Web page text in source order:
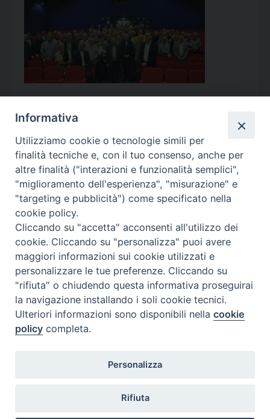
Calendario Appuntamenti
<< Ago 2026 >>
l m m g v s
d
27
28
3
4 5 6 7 8
9
10
11 12 13 14 15
17
18 19 21
24 25 26 27 28 29 30
31 1
Informativa
Utilizziamo cookie o tecnologie simili per
finalità tecniche e, con il tuo consenso, anche per
altre finalità ("interazioni e funzionalità semplici",
"miglioramento dell'esperienza", "misurazione" e
"targeting e pubblicità") come specificato nella
cookie policy.
Cliccando su "accetta" acconsenti all'utilizzo dei
cookie. Cliccando su "personalizza" puoi avere
maggiori informazioni sui cookie utilizzati e
personalizzare le tue preferenze. Cliccando su
"rifiuta" o chiudendo questa informativa proseguirai
la navigazione installando i soli cookie tecnici.
Ulteriori informazioni sono disponibili nellacookie
policy completa.
Personalizza
Rifiuta